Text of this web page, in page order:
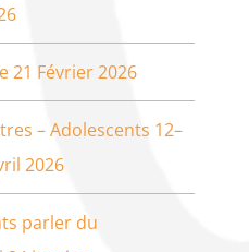
21 Février 2026
– Adolescents 12–
2026
parler du